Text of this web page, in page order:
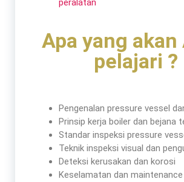
peralatan
Apa yang akan
pelajari ?
Pengenalan pressure vessel
Prinsip kerja boiler dan bejana
Standar inspeksi pressure
Teknik inspeksi visual dan
Deteksi kerusakan dan korosi
Keselamatan dan